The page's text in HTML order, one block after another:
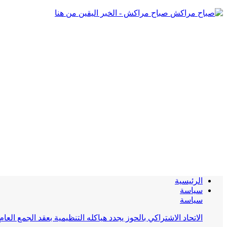
صباح مراكش - الخبر اليقين من هنا
الرئيسية
سياسة
سياسة
الاتحاد الاشتراكي بالحوز يجدد هياكله التنظيمية بعقد الجمع